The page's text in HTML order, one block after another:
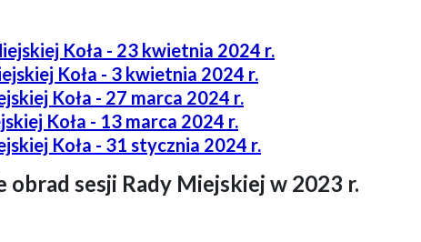
Koła - 23 kwietnia 2024 r.
Koła - 3 kwietnia 2024 r.
Koła - 27 marca 2024 r.
Koła - 13 marca 2024 r.
Koła - 31 stycznia 2024 r.
sesji Rady Miejskiej w 2023 r.